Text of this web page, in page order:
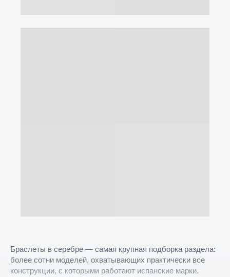
Браслеты в серебре — самая крупная подборка раздела:
более сотни моделей, охватывающих практически все
конструкции, с которыми работают испанские марки.